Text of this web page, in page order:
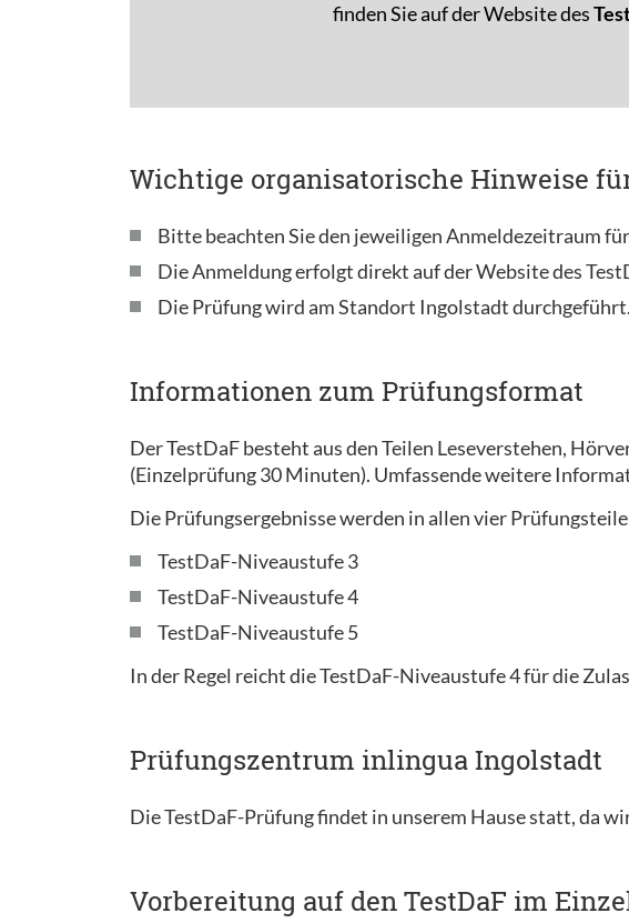
finden Sie auf der Website des
Wichtige organisatorische Hinweise
Bitte beachten Sie den jeweiligen Anmeldezeitraum
Die Anmeldung erfolgt direkt auf der Website des
Die Prüfung wird am Standort Ingolstadt durchgeführt.
Informationen zum Prüfungsformat
Der TestDaF besteht aus den Teilen Leseverstehen,
(Einzelprüfung 30 Minuten). Umfassende weitere
Die Prüfungsergebnisse werden in allen vier
TestDaF-Niveaustufe 3
TestDaF-Niveaustufe 4
TestDaF-Niveaustufe 5
In der Regel reicht die TestDaF-Niveaustufe 4 für die
Prüfungszentrum inlingua Ingolstadt
Die TestDaF-Prüfung findet in unserem Hause statt, da
Vorbereitung auf den TestDaF im